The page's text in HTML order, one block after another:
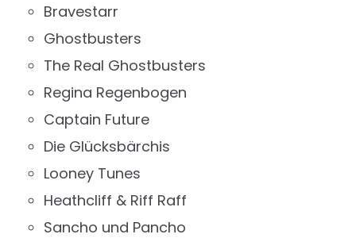
Bravestarr
Ghostbusters
The Real Ghostbusters
Regina Regenbogen
Captain Future
Die Glücksbärchis
Looney Tunes
Heathcliff & Riff Raff
Sancho und Pancho